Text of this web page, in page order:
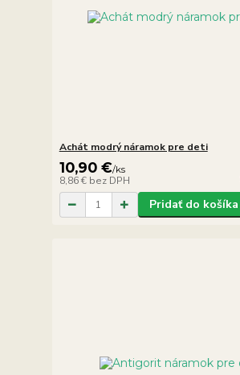
Achát modrý náramok pre deti
10,90 €/ks
8,86 € bez DPH
Pridať do košíka